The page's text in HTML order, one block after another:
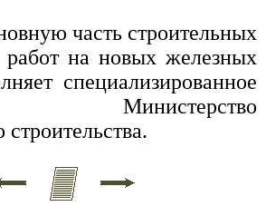
часть строительных
на новых железных
специализированное
Министерство
строительства.